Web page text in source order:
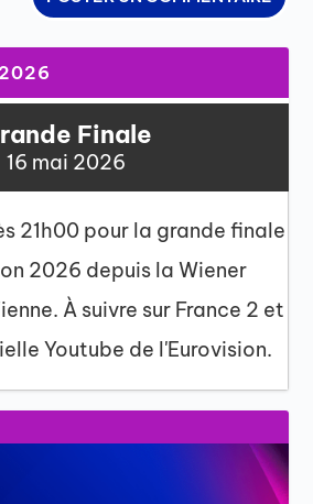
Finale
16 mai 2026
21h00 pour la grande finale
2026 depuis la Wiener
À suivre sur France 2 et
Youtube de l'Eurovision.